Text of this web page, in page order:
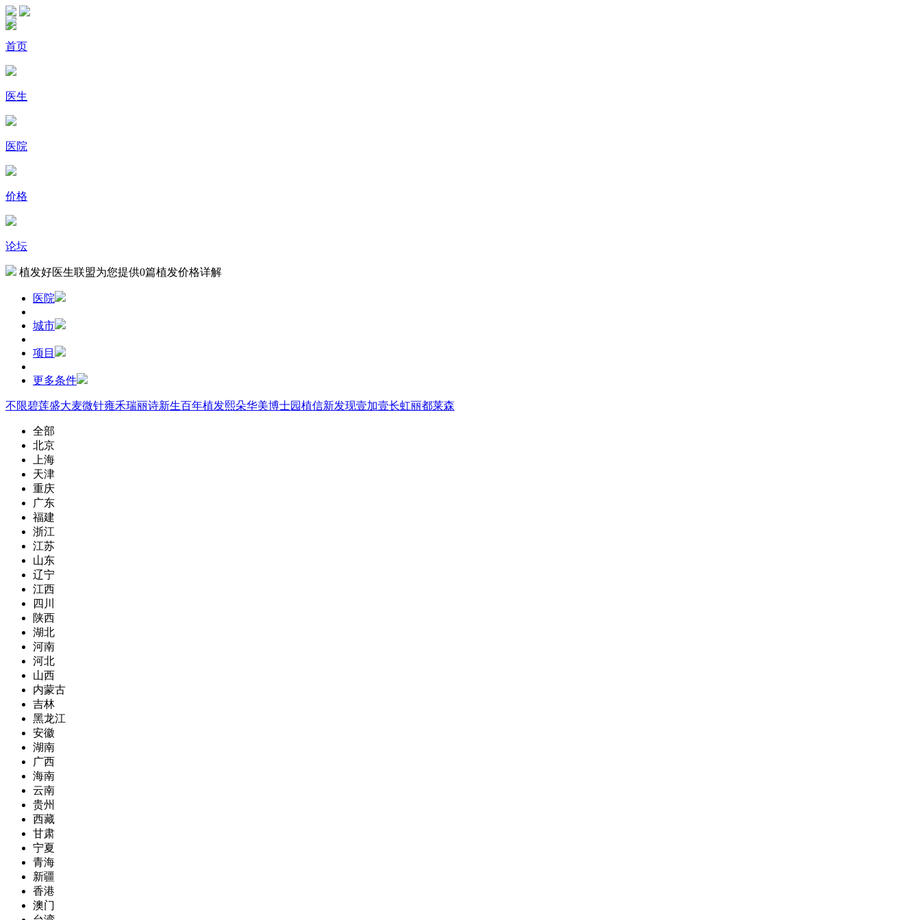
首页
医生
医院
价格
论坛
植发好医生联盟为您提供0篇植发价格详解
医院
城市
项目
更多条件
不限碧莲盛大麦微针雍禾瑞丽诗新生百年植发熙朵华美博士园植信新发现壹加壹长虹丽都莱森
全部
北京
上海
天津
重庆
广东
福建
浙江
江苏
山东
辽宁
江西
四川
陕西
湖北
河南
河北
山西
内蒙古
吉林
黑龙江
安徽
湖南
广西
海南
云南
贵州
西藏
甘肃
宁夏
青海
新疆
香港
澳门